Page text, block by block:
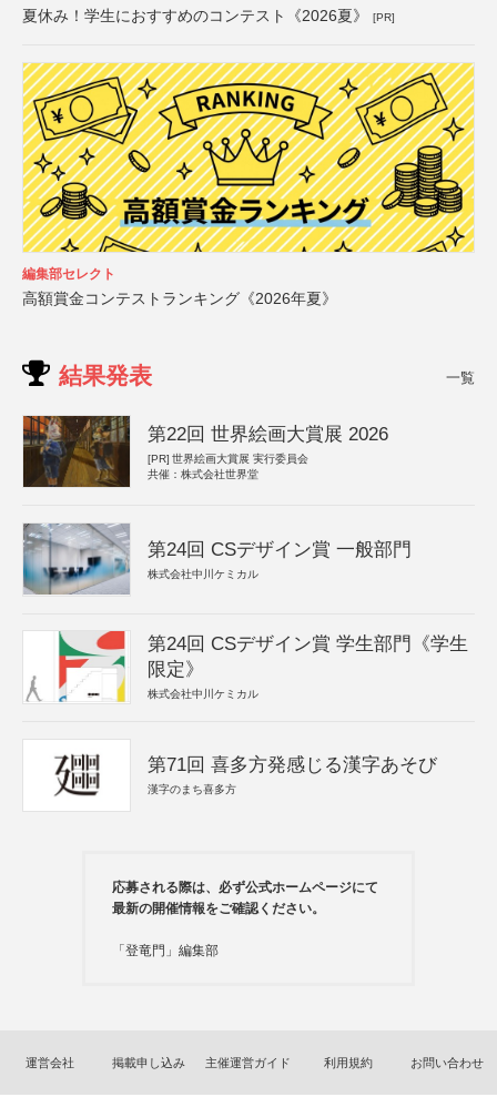
夏休み！学生におすすめのコンテスト《2026夏》 [PR]
編集部セレクト
高額賞金コンテストランキング《2026年夏》
結果発表 一覧
第22回 世界絵画大賞展 2026
[PR] 世界絵画大賞展 実行委員会
共催：株式会社世界堂
第24回 CSデザイン賞 一般部門
株式会社中川ケミカル
第24回 CSデザイン賞 学生部門《学生
限定》
株式会社中川ケミカル
第71回 喜多方発感じる漢字あそび
漢字のまち喜多方
応募される際は、必ず公式ホームページにて
最新の開催情報をご確認ください。
「登竜門」編集部
運営会社 掲載申し込み 主催運営ガイド 利用規約 お問い合わせ